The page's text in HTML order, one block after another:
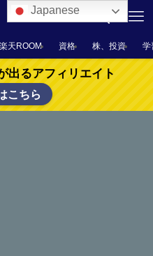
楽天ROOM 資格 株、投資 学
出るアフィリエイト
こちら
Japanese